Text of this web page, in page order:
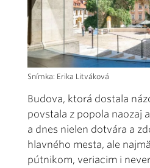
Snímka: Erika Litváková
Budova, ktorá dostala
povstala z popola naozaj
a dnes nielen dotvára a
hlavného mesta, ale
pútnikom, veriacim i